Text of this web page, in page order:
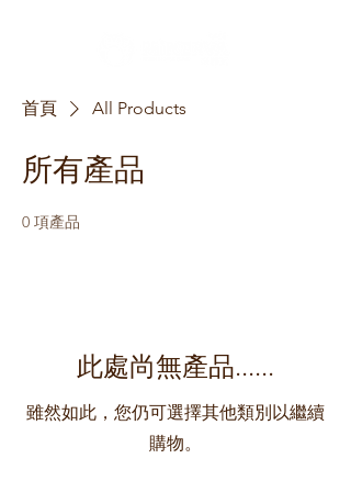
首頁 All Products
所有產品
0 項產品
此處尚無產品......
雖然如此，您仍可選擇其他類別以繼續
購物。